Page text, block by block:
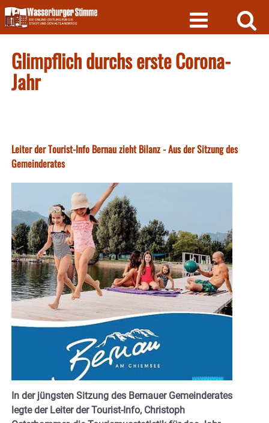
Skip
to
content
Glimpflich durchs erste Corona-
Jahr
Leiter der Tourist-Info Bernau zieht Bilanz - Aus der Sitzung des
Gemeinderates
In der jüngsten Sitzung des Bernauer Gemeinderates
legte der Leiter der Tourist-Info, Christoph